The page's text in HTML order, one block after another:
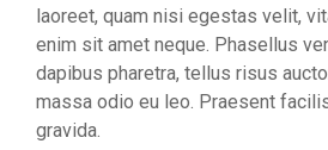
laoreet, quam nisi egestas velit,
enim sit amet neque. Phasellus
dapibus pharetra, tellus risus
massa odio eu leo. Praesent
gravida.